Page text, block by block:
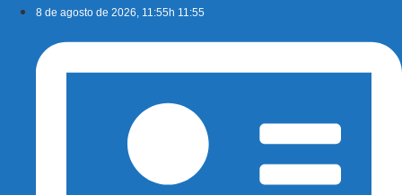
conteúdo
8 de agosto de 2026, 11:55h 11:55